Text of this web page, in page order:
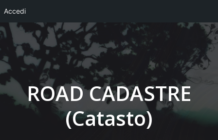
Accedi
al
contenuto
ROAD CADASTRE
(Catasto)